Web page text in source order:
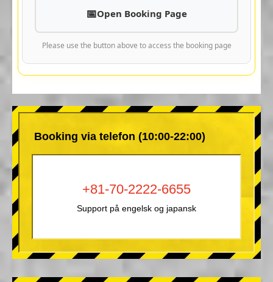
Open Booking Page
Please use the button above to access the booking page
Booking via telefon (10:00-22:00)
+81-70-2222-6655
Support på engelsk og japansk